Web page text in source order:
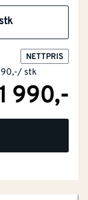
stk
NETTPRIS
/ stk
990,-
og svært god
forhold
som tåler vær